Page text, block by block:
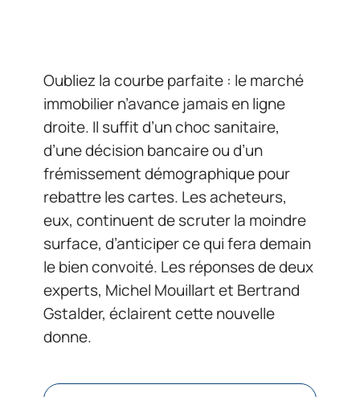
Oubliez la courbe parfaite : le marché
immobilier n’avance jamais en ligne
droite. Il suffit d’un choc sanitaire,
d’une décision bancaire ou d’un
frémissement démographique pour
rebattre les cartes. Les acheteurs,
eux, continuent de scruter la moindre
surface, d’anticiper ce qui fera demain
le bien convoité. Les réponses de deux
experts, Michel Mouillart et Bertrand
Gstalder, éclairent cette nouvelle
donne.